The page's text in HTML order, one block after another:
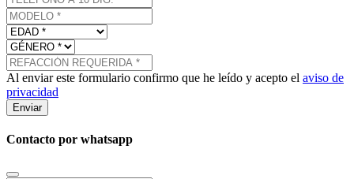
Al enviar este formulario confirmo que he leído y acepto el aviso de
privacidad
Enviar
Contacto por whatsapp